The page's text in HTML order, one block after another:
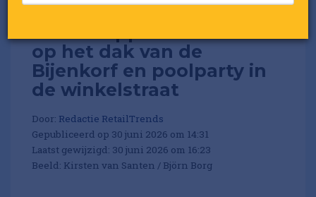
op het dak van de
Bijenkorf en poolparty in
de winkelstraat
Door: Redactie RetailTrends
Gepubliceerd op 30 juni 2026 om 14:31
Laatst gewijzigd: 30 juni 2026 om 16:23
Beeld: Kirsten van Santen / Björn Borg